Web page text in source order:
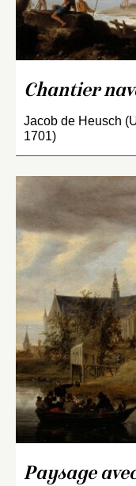
Chantier
Jacob de Heusch
1701)
Paysage